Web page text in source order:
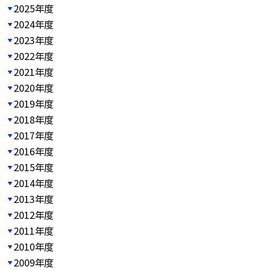
2025年度
2024年度
2023年度
2022年度
2021年度
2020年度
2019年度
2018年度
2017年度
2016年度
2015年度
2014年度
2013年度
2012年度
2011年度
2010年度
2009年度